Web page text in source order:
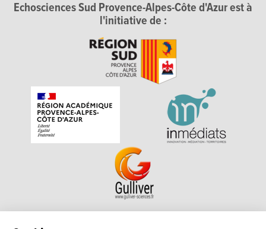
Echosciences Sud Provence-Alpes-Côte d'Azur est à
l'initiative de :